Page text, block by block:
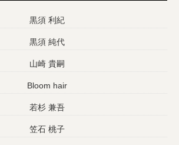
黒須 利紀
黒須 純代
山崎 貴嗣
Bloom hair
若杉 兼吾
笠石 桃子